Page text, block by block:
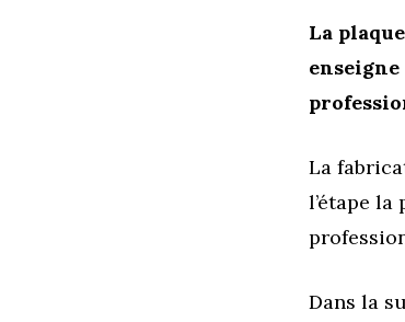
La
enseigne
La
l’étape
Dans la